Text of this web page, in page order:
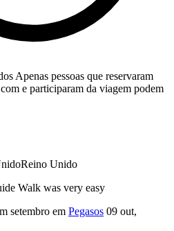
Apenas pessoas que reservaram
e participaram da viagem podem
Reino Unido
Walk was very easy
setembro em Pegasos 09 out,